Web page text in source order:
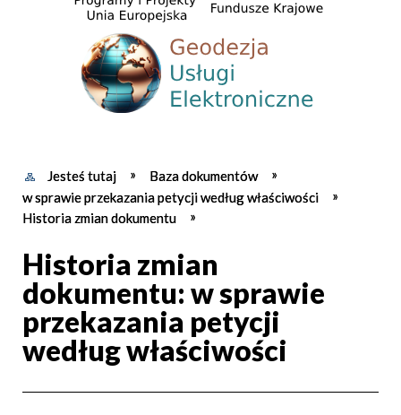
Jesteś tutaj
Baza dokumentów
w sprawie przekazania petycji według właściwości
Historia zmian dokumentu
Historia zmian
dokumentu: w sprawie
przekazania petycji
według właściwości